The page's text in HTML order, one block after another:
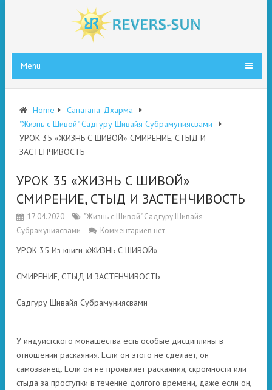
Menu
Home
Санатана-Дхарма
"Жизнь с Шивой" Садгуру Шивайя Субрамуниясвами
УРОК 35 «ЖИЗНЬ С ШИВОЙ» СМИРЕНИЕ, СТЫД И
ЗАСТЕНЧИВОСТЬ
УРОК 35 «ЖИЗНЬ С ШИВОЙ»
СМИРЕНИЕ, СТЫД И ЗАСТЕНЧИВОСТЬ
17.04.2020
"Жизнь с Шивой" Садгуру Шивайя
Субрамуниясвами
Комментариев нет
УРОК 35 Из книги «ЖИЗНЬ С ШИВОЙ»
СМИРЕНИЕ, СТЫД И ЗАСТЕНЧИВОСТЬ
Садгуру Шивайя Субрамуниясвами
У индуистского монашества есть особые дисциплины в
отношении раскаяния. Если он этого не сделает, он
самозванец. Если он не проявляет раскаяния, скромности или
стыда за проступки в течение долгого времени, даже если он,